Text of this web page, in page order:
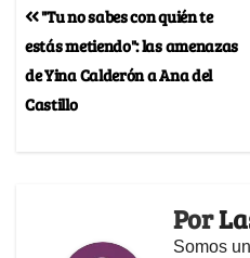
"Tu no sabes con quién te
estás metiendo": las amenazas
de Yina Calderón a Ana del
Castillo
Por
Somos